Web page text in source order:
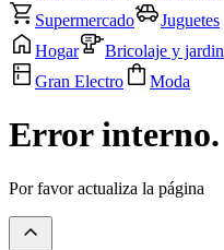
Supermercado
Juguetes
Hogar
Bricolaje y jardin
Gran Electro
Moda
Error interno.
Por favor actualiza la página